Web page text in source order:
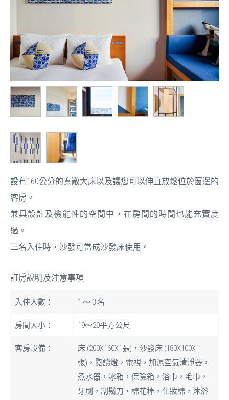
設有160公分的寬敞大床以及讓您可以伸直放鬆位於窗邊的
客房。
兼具設計及機能性的空間中，在房間的時間也能充實度
過。
三名入住時，沙發可當成沙發床使用。
訂房說明及注意事項
入住人數： 1 ～ 3 名
房間大小： 19〜20平方公尺
客房設備：
床 (200X160X1張)，沙發床 (180X100X1
張)，閱讀燈，電視，加濕空氣清淨器，
煮水器，冰箱，保險箱，浴巾，毛巾，
牙刷，刮鬍刀，棉花棒，化妝棉，沐浴